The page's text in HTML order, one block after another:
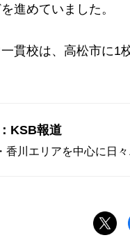
進めていました。
貫校は、高松市に1
KSB報道
香川エリアを中心に日